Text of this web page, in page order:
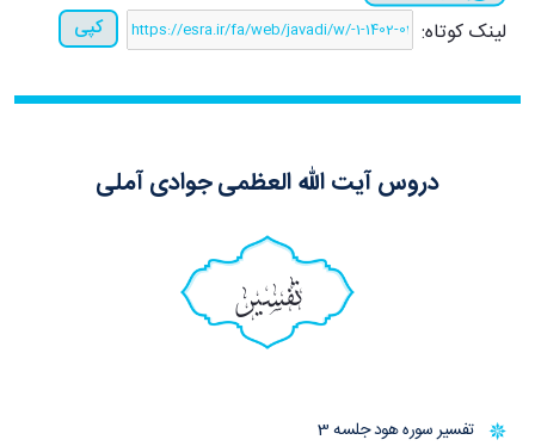
لینک کوتاه: کپی
دروس آیت الله العظمی جوادی آملی
تفسیر
تفسیر سوره هود جلسه 3